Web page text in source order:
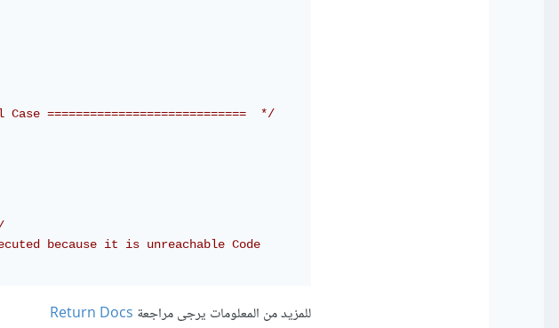
============================  */
/* لن
because it is unreachable Code
للمزيد من المعلومات يرجى مراجعة Return Docs